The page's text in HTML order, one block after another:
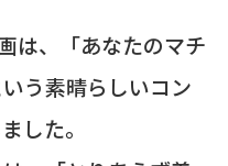
は、「あなたのマチ
う素晴らしいコン
した。